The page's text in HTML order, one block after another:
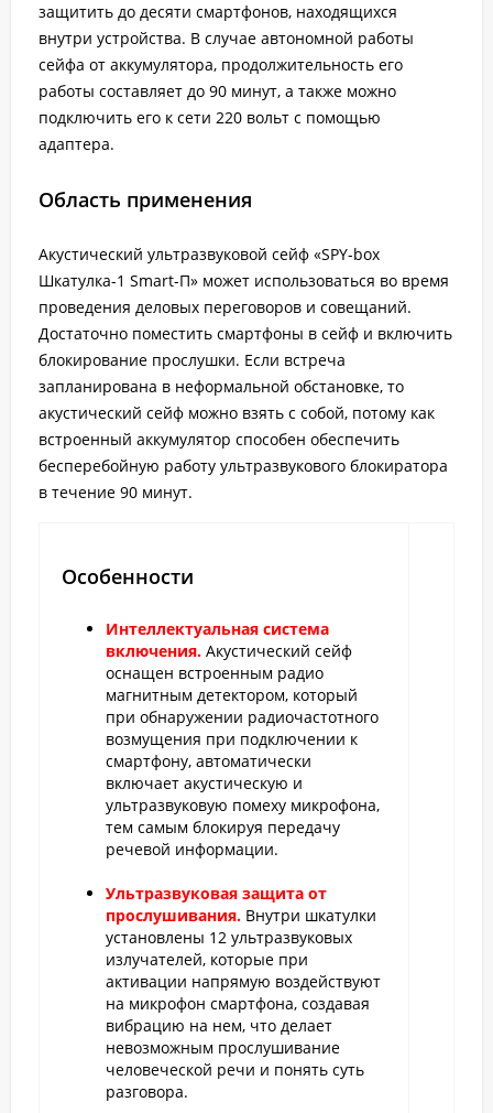
защитить до десяти смартфонов, находящихся
внутри устройства. В случае автономной работы
сейфа от аккумулятора, продолжительность его
работы составляет до 90 минут, а также можно
подключить его к сети 220 вольт с помощью
адаптера.
Область применения
Акустический ультразвуковой сейф «SPY-box
Шкатулка-1 Smart-П» может использоваться во время
проведения деловых переговоров и совещаний.
Достаточно поместить смартфоны в сейф и включить
блокирование прослушки. Если встреча
запланирована в неформальной обстановке, то
акустический сейф можно взять с собой, потому как
встроенный аккумулятор способен обеспечить
бесперебойную работу ультразвукового блокиратора
в течение 90 минут.
Особенности
Интеллектуальная система
включения. Акустический сейф
оснащен встроенным радио
магнитным детектором, который
при обнаружении радиочастотного
возмущения при подключении к
смартфону, автоматически
включает акустическую и
ультразвуковую помеху микрофона,
тем самым блокируя передачу
речевой информации.
Ультразвуковая защита от
прослушивания. Внутри шкатулки
установлены 12 ультразвуковых
излучателей, которые при
активации напрямую воздействуют
на микрофон смартфона, создавая
вибрацию на нем, что делает
невозможным прослушивание
человеческой речи и понять суть
разговора.